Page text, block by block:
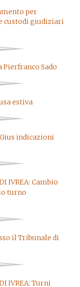
per
custodi giudiziari
Pierfranco Sado
estiva
indicazioni
IVREA: Cambio
turno
il Tribunale di
IVREA: Turni